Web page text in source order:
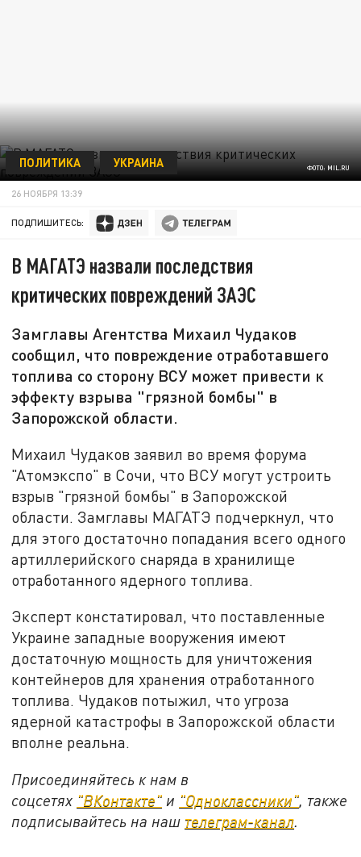
ФОТО: MIL.RU
ПОЛИТИКА УКРАИНА
26 НОЯБРЯ 13:39
ПОДПИШИТЕСЬ:
В МАГАТЭ назвали последствия
критических повреждений ЗАЭС
Замглавы Агентства Михаил Чудаков
сообщил, что повреждение отработавшего
топлива со сторону ВСУ может привести к
эффекту взрыва "грязной бомбы" в
Запорожской области.
Михаил Чудаков заявил во время форума
"Атомэкспо" в Сочи, что ВСУ могут устроить
взрыв "грязной бомбы" в Запорожской
области. Замглавы МАГАТЭ подчеркнул, что
для этого достаточно попадания всего одного
артиллерийского снаряда в хранилище
отработанного ядерного топлива.
Эксперт констатировал, что поставленные
Украине западные вооружения имеют
достаточную мощность для уничтожения
контейнеров для хранения отработанного
топлива. Чудаков потыжил, что угроза
ядерной катастрофы в Запорожской области
вполне реальна.
Присоединяйтесь к нам в
соцсетях "ВКонтакте" и "Одноклассники", также
подписывайтесь на наш телеграм-канал.